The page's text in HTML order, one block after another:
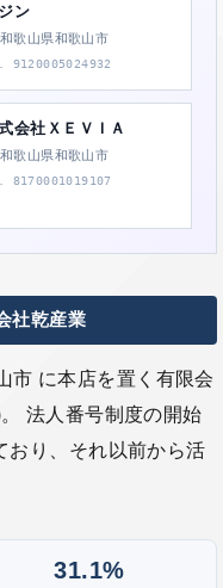
ン
和歌山県和歌山市
9120005024932
会社ＸＥＶＩＡ
和歌山県和歌山市
8170001019107
社乾産業
市 に本店を置く有限会
法人番号制度の開始
おり、それ以前から活
31.1%